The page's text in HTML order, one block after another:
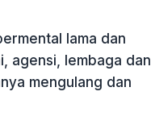
lama dan
agensi, lembaga dan
mengulang dan